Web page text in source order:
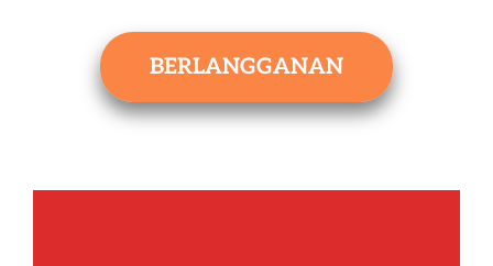
BERLANGGANAN